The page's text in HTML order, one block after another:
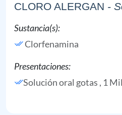
CLORO ALERGAN -
Sustancia(s):
Clorfenamina
Presentaciones:
Solución oral gotas , 1